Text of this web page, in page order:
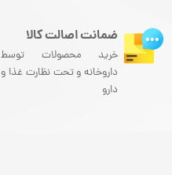
ضمانت اصالت کالا
خرید محصولات توسط
داروخانه و تحت نظارت غذا و
دارو